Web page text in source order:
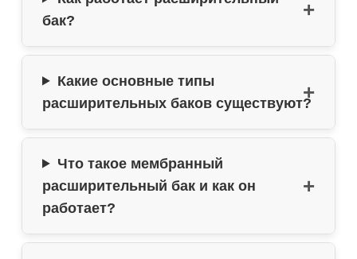
бак?
Какие основные типы
расширительных баков существуют?
Что такое мембранный
расширительный бак и как он
работает?